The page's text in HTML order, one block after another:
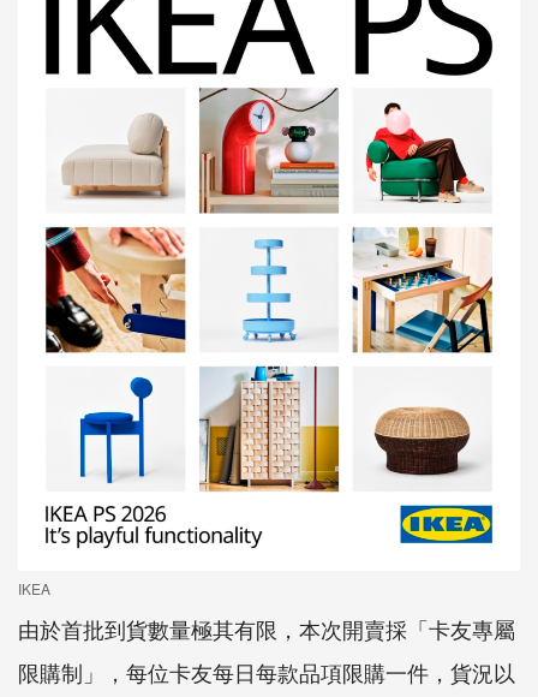
IKEA
由於首批到貨數量極其有限，本次開賣採「卡友專屬
限購制」，每位卡友每日每款品項限購一件，貨況以